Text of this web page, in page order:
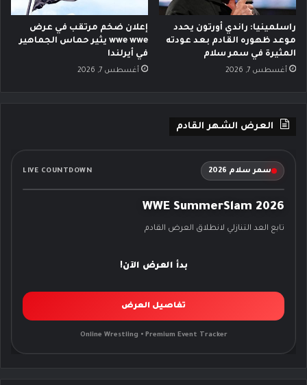
راسلمينيا: راندي أورتون يحدد
موعد ظهوره القادم بعد عودته
المثيرة في سمر سلام
أغسطس 7, 2026
إعلان ضخم مرتقب في عرض
wwe wwe يثير حماس الجماهير
في أيرلندا
أغسطس 7, 2026
العرض الشهر القادم
سمر سلام 2026 LIVE COUNTDOWN
WWE SummerSlam 2026
تابع العد التنازلي لانطلاق العرض القادم
بدأ العرض الآن!
تفاصيل العرض
Online Wrestling • Premium Event Tracker